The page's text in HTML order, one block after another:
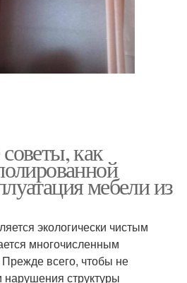
как
мебели из
экологически чистым
многочисленным
всего, чтобы не
структуры